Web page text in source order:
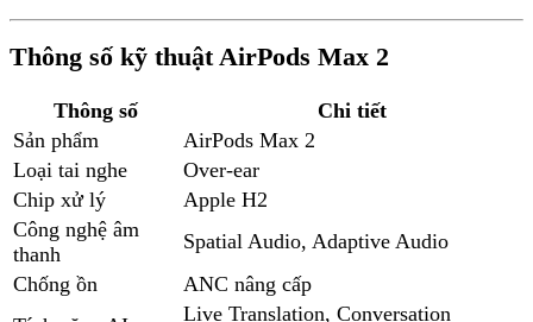
Thông số kỹ thuật AirPods Max 2
Thông số
Chi tiết
Sản phẩm
AirPods Max 2
Loại tai nghe
Over-ear
Chip xử lý
Apple H2
Công nghệ âm
thanh
Spatial Audio, Adaptive Audio
Chống ồn
ANC nâng cấp
Live Translation, Conversation